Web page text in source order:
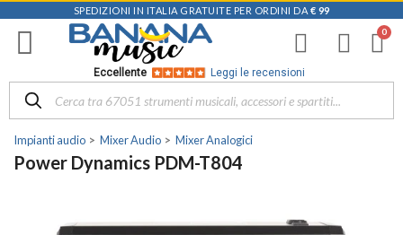
SPEDIZIONI IN ITALIA GRATUITE PER ORDINI DA € 99
Eccellente Leggi le recensioni
Impianti audio Mixer Audio Mixer Analogici
Power Dynamics PDM-T804